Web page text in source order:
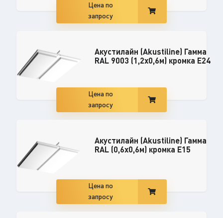
Цена по
запросу
Акустилайн (Akustiline) Гамма
RAL 9003 (1,2x0,6м) кромка E24
Цена по
запросу
Акустилайн (Akustiline) Гамма
RAL (0,6x0,6м) кромка E15
Цена по
запросу